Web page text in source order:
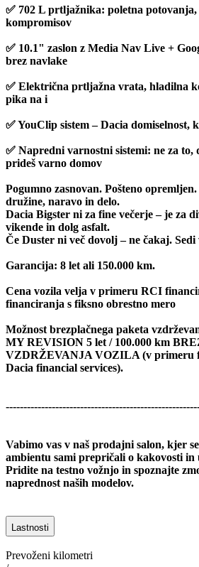
✅ 702 L prtljažnika: poletna
kompromisov
✅ 10.1" zaslon z Media Nav Live +
brez navlake
✅ Električna prtljažna vrata, hladilna
pika na i
✅ YouClip sistem – Dacia domiselnost,
✅ Napredni varnostni sistemi: ne za to,
prideš varno domov
Pogumno zasnovan. Pošteno
družine, naravo in delo.
Dacia Bigster ni za fine večerje – je za
vikende in dolg asfalt.
Če Duster ni več dovolj – ne čakaj.
Garancija: 8 let ali 150.000 km.
Cena vozila velja v primeru RCI
financiranja s fiksno obrestno mero
Možnost brezplačnega paketa
MY REVISION 5 let / 100.000 km
VZDRŽEVANJA VOZILA (v primeru
Dacia financial services).
Vabimo vas v naš prodajni salon, kjer
ambientu sami prepričali o kakovosti in
Pridite na testno vožnjo in spoznajte
naprednost naših modelov.
Lastnosti
Prevoženi kilometri